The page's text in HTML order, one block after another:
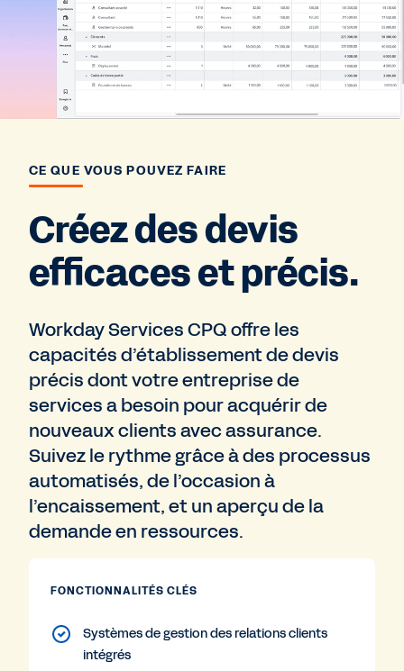
CE QUE VOUS POUVEZ FAIRE
Créez des devis
efficaces et précis.
Workday Services CPQ offre les
capacités d’établissement de devis
précis dont votre entreprise de
services a besoin pour acquérir de
nouveaux clients avec assurance.
Suivez le rythme grâce à des processus
automatisés, de l’occasion à
l’encaissement, et un aperçu de la
demande en ressources.
FONCTIONNALITÉS CLÉS
Systèmes de gestion des relations clients
intégrés